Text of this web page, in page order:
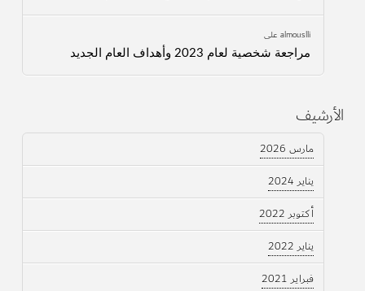
almouslliعلى
مراجعة شخصية لعام 2023 وأهداف العام الجديد
الأرشيف
مارس 2026
يناير 2024
أكتوبر 2022
يناير 2022
فبراير 2021